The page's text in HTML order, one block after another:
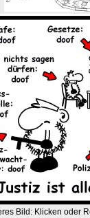
Bild: Klicken oder